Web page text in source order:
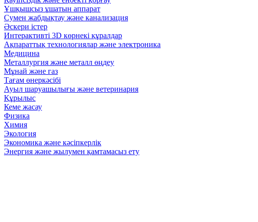
Ұшқышсыз ұшатын аппарат
Сумен жабдықтау және канализация
Әскери істер
Интерактивті 3D көрнекі құралдар
Ақпараттық технологиялар және электроника
Медицина
Металлургия және металл өңдеу
Мұнай және газ
Тағам өнеркәсібі
Ауыл шаруашылығы және ветеринария
Құрылыс
Кеме жасау
Физика
Химия
Экология
Экономика және кәсіпкерлік
Энергия және жылумен қамтамасыз ету